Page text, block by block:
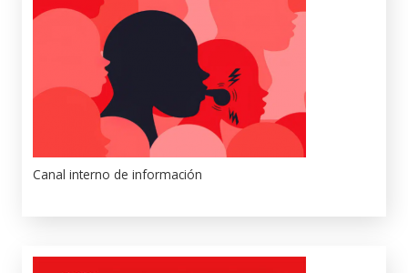
Canal interno de información